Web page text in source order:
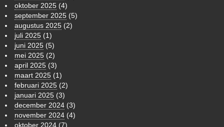
oktober 2025 (4)
september 2025 (5)
augustus 2025 (2)
juli 2025 (1)
juni 2025 (5)
mei 2025 (2)
april 2025 (3)
maart 2025 (1)
februari 2025 (2)
januari 2025 (3)
december 2024 (3)
november 2024 (4)
oktober 2024 (7)